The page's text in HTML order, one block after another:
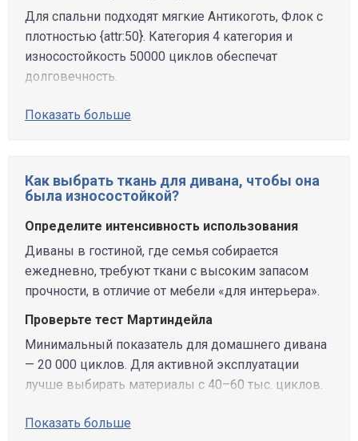
Для спальни подходят мягкие Антикоготь, Флок с
плотностью {attr:50}. Категория 4 категория и
износостойкость 50000 циклов обеспечат
долговечность.
Показать больше
Как выбрать ткань для дивана, чтобы она
была износостойкой?
Определите интенсивность использования
Диваны в гостиной, где семья собирается
ежедневно, требуют ткани с высоким запасом
прочности, в отличие от мебели «для интерьера».
Проверьте тест Мартиндейла
Минимальный показатель для домашнего дивана
— 20 000 циклов. Для активной эксплуатации
лучше выбирать материалы с 40–60 тыс. циклов.
Показать больше